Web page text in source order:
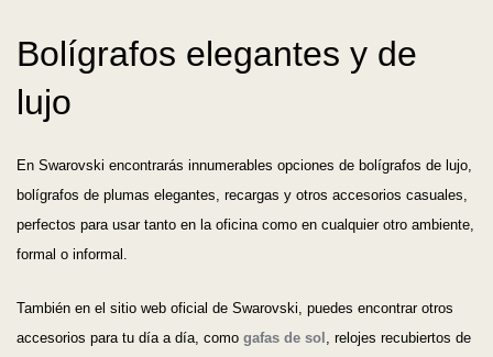
Bolígrafos elegantes y de
lujo
En Swarovski encontrarás innumerables opciones de bolígrafos de lujo,
bolígrafos de plumas elegantes, recargas y otros accesorios casuales,
perfectos para usar tanto en la oficina como en cualquier otro ambiente,
formal o informal.
También en el sitio web oficial de Swarovski, puedes encontrar otros
accesorios para tu día a día, como gafas de sol
, relojes recubiertos de